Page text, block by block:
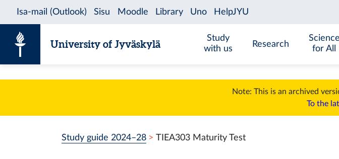
University of Jyväskylä
Study
with us
Research
Science
for All
Note: This is an archived
To the
Study guide 2024–28 TIEA303 Maturity Test